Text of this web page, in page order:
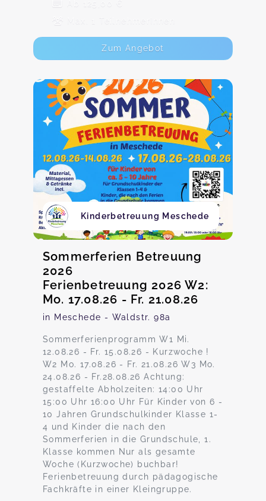
Ab 125,00 €
Max. 1 TeilnehmerInnen
Zum Angebot
Kinderbetreuung Meschede
Sommerferien Betreuung
2026
Ferienbetreuung 2026 W2:
Mo. 17.08.26 - Fr. 21.08.26
in Meschede - Waldstr. 98a
Sommerferienprogramm W1 Mi.
12.08.26 - Fr. 15.08.26 - Kurzwoche !
W2 Mo. 17.08.26 - Fr. 21.08.26 W3 Mo.
24.08.26 - Fr.28.08.26 Achtung:
gestaffelte Abholzeiten: 14:00 Uhr
15:00 Uhr 16:00 Uhr Für Kinder von 6 -
10 Jahren Grundschulkinder Klasse 1-
4 und Kinder die nach den
Sommerferien in die Grundschule, 1.
Klasse kommen Nur als gesamte
Woche (Kurzwoche) buchbar!
Ferienbetreuung durch pädagogische
Fachkräfte in einer Kleingruppe.